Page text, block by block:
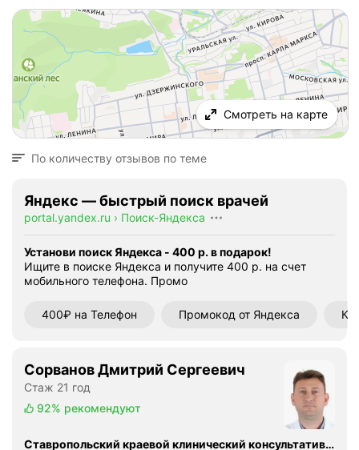
Смотреть на карте
По количеству отзывов по теме
Яндекс — быстрый поиск врачей
portal.yandex.ru › Поиск-Яндекса
Установи поиск Яндекса - 400 р. в подарок!
Ищите в поиске Яндекса и получите 400 р. на счет
мобильного телефона. Промо
400₽ на Телефон Промокод от Яндекса
Сорванов Дмитрий Сергеевич
Стаж 21 год
92% рекомендуют
Ставропольский краевой клинический консультативно-диагностический центр